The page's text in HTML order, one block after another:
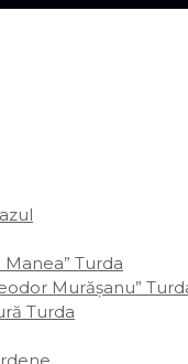
Turda
Murășanu”
Turda